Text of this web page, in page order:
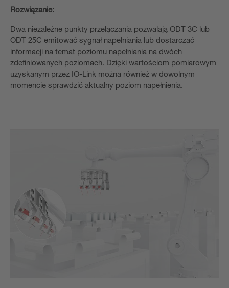
Rozwiązanie:
Dwa niezależne punkty przełączania pozwalają ODT 3C lub
ODT 25C emitować sygnał napełniania lub dostarczać
informacji na temat poziomu napełniania na dwóch
zdefiniowanych poziomach. Dzięki wartościom pomiarowym
uzyskanym przez IO-Link można również w dowolnym
momencie sprawdzić aktualny poziom napełnienia.